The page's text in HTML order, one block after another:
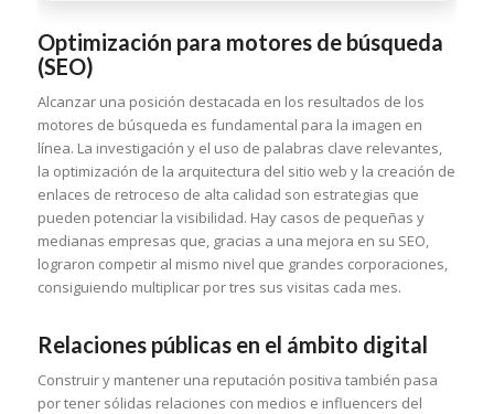
Optimización para motores de búsqueda
(SEO)
Alcanzar una posición destacada en los resultados de los
motores de búsqueda es fundamental para la imagen en
línea. La investigación y el uso de palabras clave relevantes,
la optimización de la arquitectura del sitio web y la creación de
enlaces de retroceso de alta calidad son estrategias que
pueden potenciar la visibilidad. Hay casos de pequeñas y
medianas empresas que, gracias a una mejora en su SEO,
lograron competir al mismo nivel que grandes corporaciones,
consiguiendo multiplicar por tres sus visitas cada mes.
Relaciones públicas en el ámbito digital
Construir y mantener una reputación positiva también pasa
por tener sólidas relaciones con medios e influencers del